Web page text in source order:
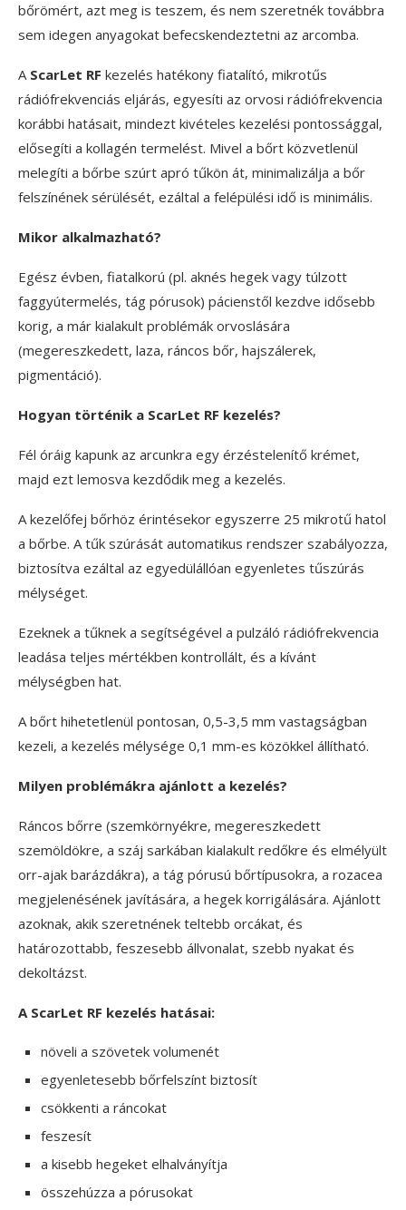
bőrömért, azt meg is teszem, és nem szeretnék továbbra
sem idegen anyagokat befecskendeztetni az arcomba.
A ScarLet RF kezelés hatékony fiatalító, mikrotűs
rádiófrekvenciás eljárás, egyesíti az orvosi rádiófrekvencia
korábbi hatásait, mindezt kivételes kezelési pontossággal,
elősegíti a kollagén termelést. Mivel a bőrt közvetlenül
melegíti a bőrbe szúrt apró tűkön át, minimalizálja a bőr
felszínének sérülését, ezáltal a felépülési idő is minimális.
Mikor alkalmazható?
Egész évben, fiatalkorú (pl. aknés hegek vagy túlzott
faggyútermelés, tág pórusok) pácienstől kezdve idősebb
korig, a már kialakult problémák orvoslására
(megereszkedett, laza, ráncos bőr, hajszálerek,
pigmentáció).
Hogyan történik a ScarLet RF kezelés?
Fél óráig kapunk az arcunkra egy érzéstelenítő krémet,
majd ezt lemosva kezdődik meg a kezelés.
A kezelőfej bőrhöz érintésekor egyszerre 25 mikrotű hatol
a bőrbe. A tűk szúrását automatikus rendszer szabályozza,
biztosítva ezáltal az egyedülállóan egyenletes tűszúrás
mélységet.
Ezeknek a tűknek a segítségével a pulzáló rádiófrekvencia
leadása teljes mértékben kontrollált, és a kívánt
mélységben hat.
A bőrt hihetetlenül pontosan, 0,5-3,5 mm vastagságban
kezeli, a kezelés mélysége 0,1 mm-es közökkel állítható.
Milyen problémákra ajánlott a kezelés?
Ráncos bőrre (szemkörnyékre, megereszkedett
szemöldökre, a száj sarkában kialakult redőkre és elmélyült
orr-ajak barázdákra), a tág pórusú bőrtípusokra, a rozacea
megjelenésének javítására, a hegek korrigálására. Ajánlott
azoknak, akik szeretnének teltebb orcákat, és
határozottabb, feszesebb állvonalat, szebb nyakat és
dekoltázst.
A ScarLet RF kezelés hatásai:
növeli a szövetek volumenét
egyenletesebb bőrfelszínt biztosít
csökkenti a ráncokat
feszesít
a kisebb hegeket elhalványítja
összehúzza a pórusokat